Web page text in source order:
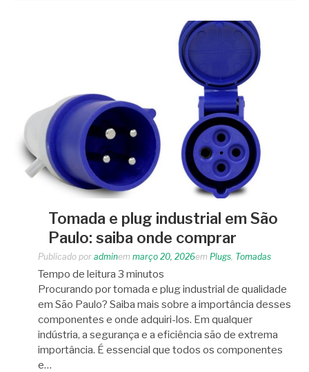
Tomada e plug industrial em São
Paulo: saiba onde comprar
Publicado por adminem março 20, 2026em Plugs Tomadas
Tempo de leitura 3 minutos
Procurando por tomada e plug industrial de qualidade
em São Paulo? Saiba mais sobre a importância desses
componentes e onde adquiri-los. Em qualquer
indústria, a segurança e a eficiência são de extrema
importância. É essencial que todos os componentes
e…